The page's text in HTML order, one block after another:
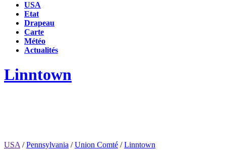
USA
Etat
Drapeau
Carte
Météo
Actualités
Linntown
USA /Pennsylvania /Union Comté /Linntown